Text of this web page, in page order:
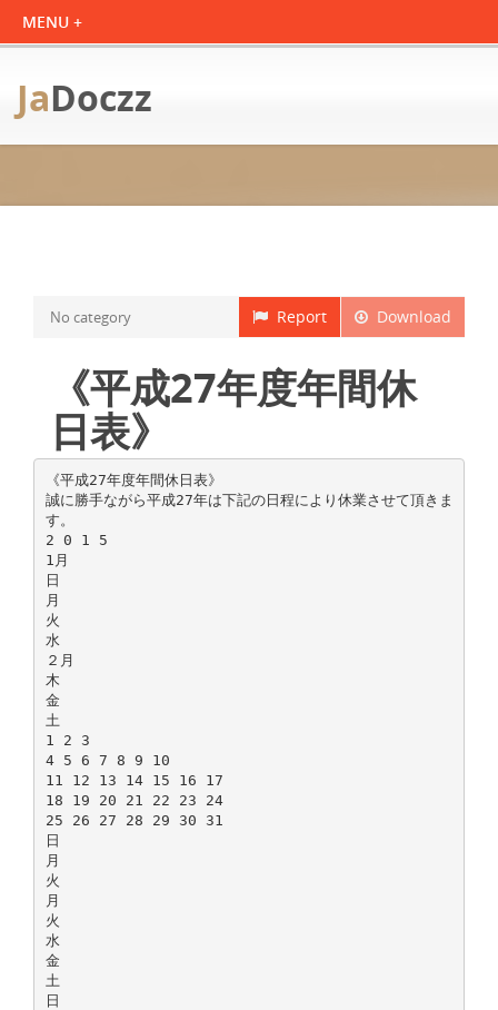
JaDoczz
Download
Report
No category
《平成27年度年間休
日表》
《平成27年度年間休日表》
誠に勝手ながら平成27年は下記の日程により休業させて頂きま
す。
2 0 1 5
1月
日
月
火
水
２月
木
金
土
1 2 3
4 5 6 7 8 9 10
11 12 13 14 15 16 17
18 19 20 21 22 23 24
25 26 27 28 29 30 31
日
月
火
月
火
水
金
土
日